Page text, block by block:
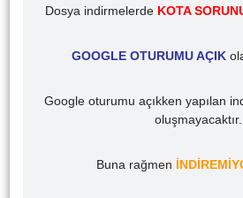
Dosya indirmelerde KOTA
GOOGLE OTURUMU AÇIK
Google oturumu açıkken yapılan
oluşmayacaktır.
Buna rağmen